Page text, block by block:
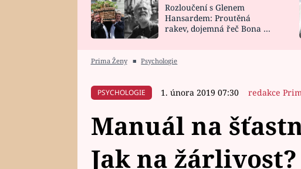
HOROSKOP NA
CELEBRITY
VAŘENÍ
Rozloučení s Glenem
Hansardem: Proutěná
rakev, dojemná řeč Bona a
Prima Ženy ■ Psychologie
PSYCHOLOGIE 1. února 2019 07:30 redakce
Manuál na
Jak na žárlivost?